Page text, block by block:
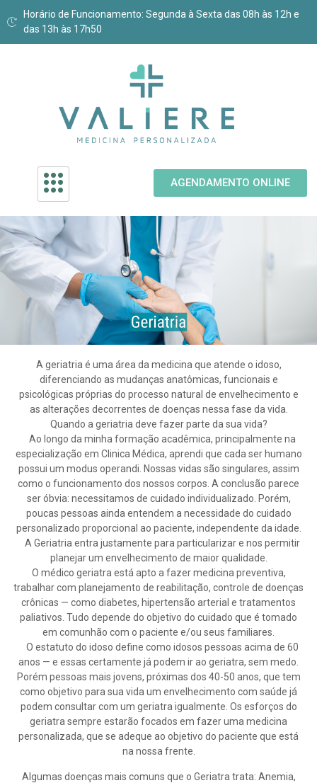
Horário de Funcionamento: Segunda à Sexta das 08h às 12h e
das 13h às 17h50
AGENDAMENTO ONLINE
A geriatria é uma área da medicina que atende o idoso,
diferenciando as mudanças anatômicas, funcionais e
psicológicas próprias do processo natural de envelhecimento e
as alterações decorrentes de doenças nessa fase da vida.
Quando a geriatria deve fazer parte da sua vida?
⠀Ao longo da minha formação acadêmica, principalmente na
especialização em Clinica Médica, aprendi que cada ser humano
possui um modus operandi. Nossas vidas são singulares, assim
como o funcionamento dos nossos corpos. A conclusão parece
ser óbvia: necessitamos de cuidado individualizado. Porém,
poucas pessoas ainda entendem a necessidade do cuidado
personalizado proporcional ao paciente, independente da idade.
⠀A Geriatria entra justamente para particularizar e nos permitir
planejar um envelhecimento de maior qualidade.
O médico geriatra está apto a fazer medicina preventiva,
trabalhar com planejamento de reabilitação, controle de doenças
crônicas — como diabetes, hipertensão arterial e tratamentos
paliativos. Tudo depende do objetivo do cuidado que é tomado
em comunhão com o paciente e/ou seus familiares.
⠀O estatuto do idoso define como idosos pessoas acima de 60
anos — e essas certamente já podem ir ao geriatra, sem medo.
Porém pessoas mais jovens, próximas dos 40-50 anos, que tem
como objetivo para sua vida um envelhecimento com saúde já
podem consultar com um geriatra igualmente. Os esforços do
geriatra sempre estarão focados em fazer uma medicina
personalizada, que se adeque ao objetivo do paciente que está
na nossa frente.
Algumas doenças mais comuns que o Geriatra trata: Anemia,